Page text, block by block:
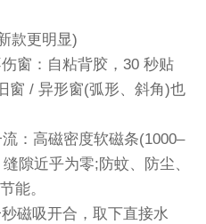
款更明显)
窗：自粘背胶，30 秒贴
窗 / 异形窗(弧形、斜角)也
。
：高磁密度软磁条(1000–
隙近乎为零;防蚊、防尘、
能。
磁吸开合，取下直接水